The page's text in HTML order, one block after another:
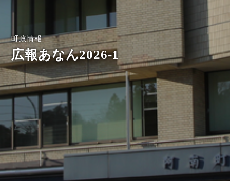
町政情報
広報あなん2026-1